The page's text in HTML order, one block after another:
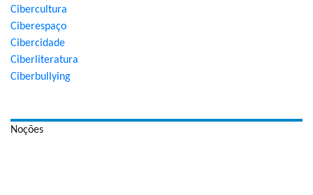
Cibercultura
Ciberespaço
Cibercidade
Ciberliteratura
Ciberbullying
Noções